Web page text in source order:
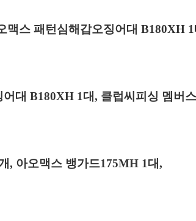
맥스 패턴심해갑오징어대 B180XH 1
대 B180XH 1대, 클럽씨피싱 멤버
, 아오맥스 뱅가드175MH 1대,